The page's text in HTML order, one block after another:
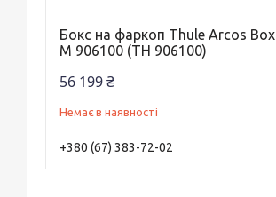
Бокс на фаркоп Thule Arcos Box
M 906100 (TH 906100)
56 199 ₴
Немає в наявності
+380 (67) 383-72-02